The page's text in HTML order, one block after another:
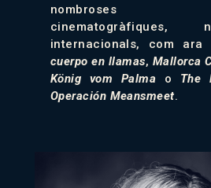
nombroses
internacionals, com
cuerpo en llamas, Mallorca
König vom Palma o The
Operación Meansmeet.